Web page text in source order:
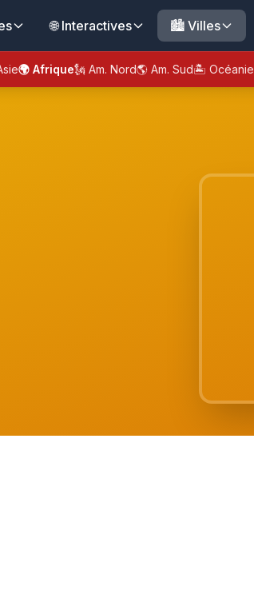
🌐 Interactives 🏙️ Villes
🌍 Afrique🗽 Am. Nord🌎 Am. Sud🏝️ Océanie